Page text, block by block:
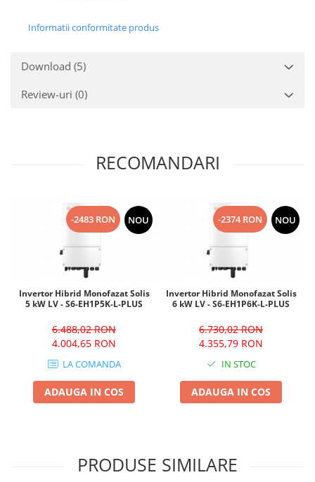
Informatii conformitate produs
Download (5)
Review-uri (0)
RECOMANDARI
-2483 RON NOU
Invertor Hibrid Monofazat Solis
5 kW LV - S6-EH1P5K-L-PLUS
6.488,02 RON
4.004,65 RON
LA COMANDA
ADAUGA IN COS
-2374 RON NOU
Invertor Hibrid Monofazat Solis
6 kW LV - S6-EH1P6K-L-PLUS
6.730,02 RON
4.355,79 RON
IN STOC
ADAUGA IN COS
PRODUSE SIMILARE